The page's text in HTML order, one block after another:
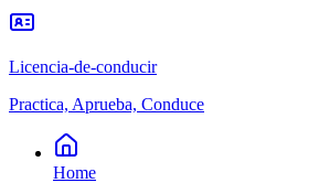
Licencia-de-conducir
Practica, Aprueba, Conduce
Home